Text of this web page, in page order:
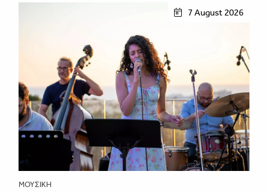
7 August 2026
ΜΟΥΣΙΚΉ